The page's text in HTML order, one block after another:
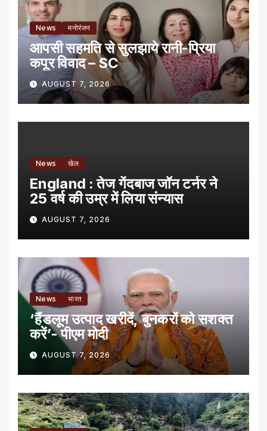
News मनोरंजन
आपसी सहमति से सुलझाये रानी-प्रिया
कपूर विवाद – SC
AUGUST 7, 2026
News खेल
England : तेज गेंदबाज जॉन टर्नर ने
25 वर्ष की उम्र में लिया संन्यास
AUGUST 7, 2026
News भारत
‘हैंडलूम उत्पाद खरीदें, बुनकरों को सशक्त
करें’- पीएम मोदी
AUGUST 7, 2026